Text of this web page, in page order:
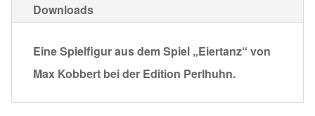
Downloads
Eine Spielfigur aus dem Spiel „Eiertanz“ von
Max Kobbert bei der Edition Perlhuhn.